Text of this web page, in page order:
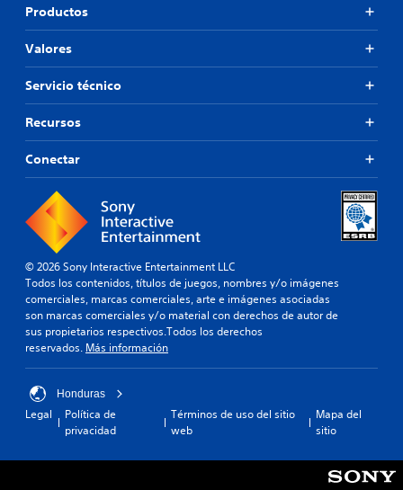
Productos
Valores
Servicio técnico
Recursos
Conectar
© 2026 Sony Interactive Entertainment LLC
Todos los contenidos, títulos de juegos, nombres y/o imágenes
comerciales, marcas comerciales, arte e imágenes asociadas
son marcas comerciales y/o material con derechos de autor de
sus propietarios respectivos.Todos los derechos
reservados. Más información
Honduras
Legal
Política de
privacidad
Términos de uso del sitio
web
Mapa del
sitio